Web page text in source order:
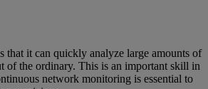
that it can quickly analyze large amounts of
of the ordinary. This is an important skill in
network monitoring is essential to